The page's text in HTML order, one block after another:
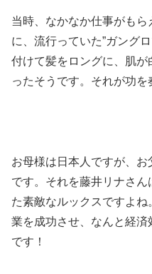
当時、なかなか仕事がも
に、流行っていた”ガング
付けて髪をロングに、肌
ったそうです。それが功を
お母様は日本人ですが、
です。それを藤井リナさ
た素敵なルックスですよ
業を成功させ、なんと経済
です！